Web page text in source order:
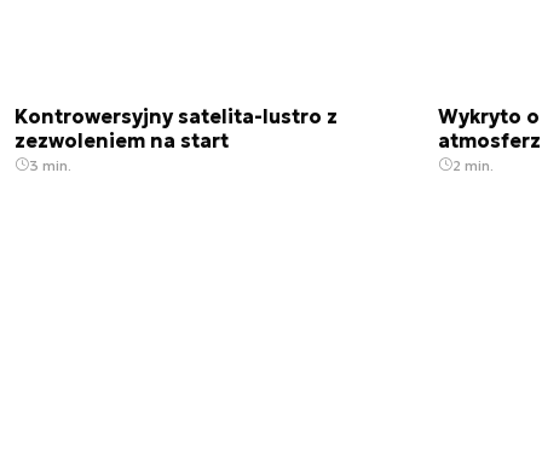
Kontrowersyjny satelita-lustro z
zezwoleniem na start
3 min.
Wykryto
2 min.